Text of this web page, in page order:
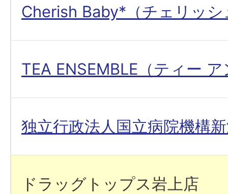
Cherish Baby*（チェリッ
TEA ENSEMBLE（ティー
独立行政法人国立病院機構
ドラッグトップス岩上店